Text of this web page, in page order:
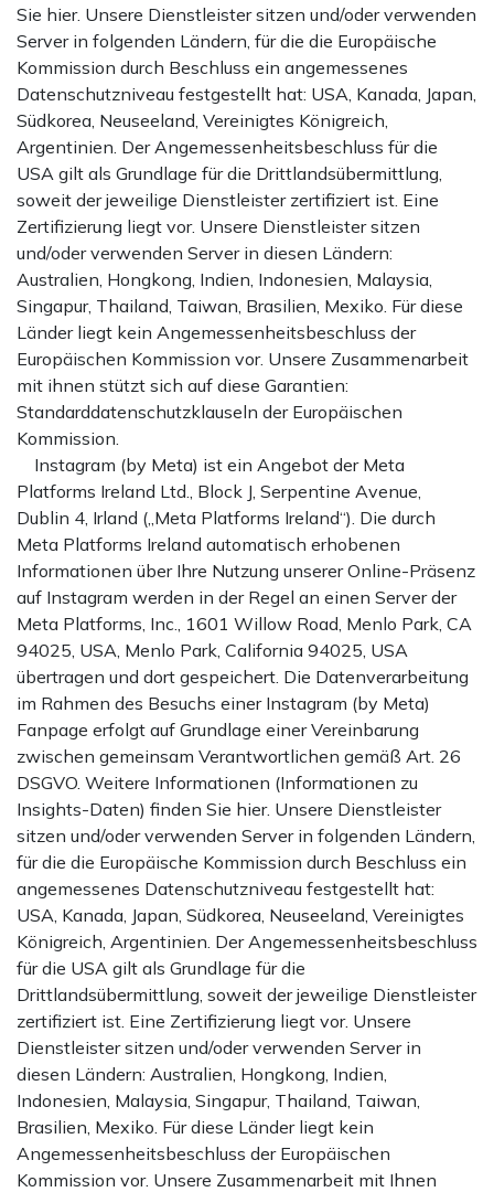
Sie hier. Unsere Dienstleister sitzen und/oder verwenden
Server in folgenden Ländern, für die die Europäische
Kommission durch Beschluss ein angemessenes
Datenschutzniveau festgestellt hat: USA, Kanada, Japan,
Südkorea, Neuseeland, Vereinigtes Königreich,
Argentinien. Der Angemessenheitsbeschluss für die
USA gilt als Grundlage für die Drittlandsübermittlung,
soweit der jeweilige Dienstleister zertifiziert ist. Eine
Zertifizierung liegt vor. Unsere Dienstleister sitzen
und/oder verwenden Server in diesen Ländern:
Australien, Hongkong, Indien, Indonesien, Malaysia,
Singapur, Thailand, Taiwan, Brasilien, Mexiko. Für diese
Länder liegt kein Angemessenheitsbeschluss der
Europäischen Kommission vor. Unsere Zusammenarbeit
mit ihnen stützt sich auf diese Garantien:
Standarddatenschutzklauseln der Europäischen
Kommission.
Instagram (by Meta) ist ein Angebot der Meta
Platforms Ireland Ltd., Block J, Serpentine Avenue,
Dublin 4, Irland („Meta Platforms Ireland“). Die durch
Meta Platforms Ireland automatisch erhobenen
Informationen über Ihre Nutzung unserer Online-Präsenz
auf Instagram werden in der Regel an einen Server der
Meta Platforms, Inc., 1601 Willow Road, Menlo Park, CA
94025, USA, Menlo Park, California 94025, USA
übertragen und dort gespeichert. Die Datenverarbeitung
im Rahmen des Besuchs einer Instagram (by Meta)
Fanpage erfolgt auf Grundlage einer Vereinbarung
zwischen gemeinsam Verantwortlichen gemäß Art. 26
DSGVO. Weitere Informationen (Informationen zu
Insights-Daten) finden Sie hier. Unsere Dienstleister
sitzen und/oder verwenden Server in folgenden Ländern,
für die die Europäische Kommission durch Beschluss ein
angemessenes Datenschutzniveau festgestellt hat:
USA, Kanada, Japan, Südkorea, Neuseeland, Vereinigtes
Königreich, Argentinien. Der Angemessenheitsbeschluss
für die USA gilt als Grundlage für die
Drittlandsübermittlung, soweit der jeweilige Dienstleister
zertifiziert ist. Eine Zertifizierung liegt vor. Unsere
Dienstleister sitzen und/oder verwenden Server in
diesen Ländern: Australien, Hongkong, Indien,
Indonesien, Malaysia, Singapur, Thailand, Taiwan,
Brasilien, Mexiko. Für diese Länder liegt kein
Angemessenheitsbeschluss der Europäischen
Kommission vor. Unsere Zusammenarbeit mit Ihnen